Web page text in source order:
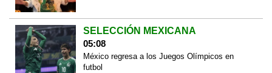
SELECCIÓN MEXICANA
05:08
México regresa a los Juegos Olímpicos en
futbol